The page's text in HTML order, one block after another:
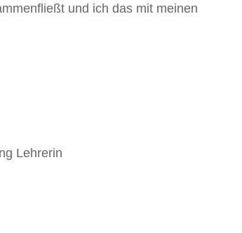
und ich das mit meinen
Lehrerin